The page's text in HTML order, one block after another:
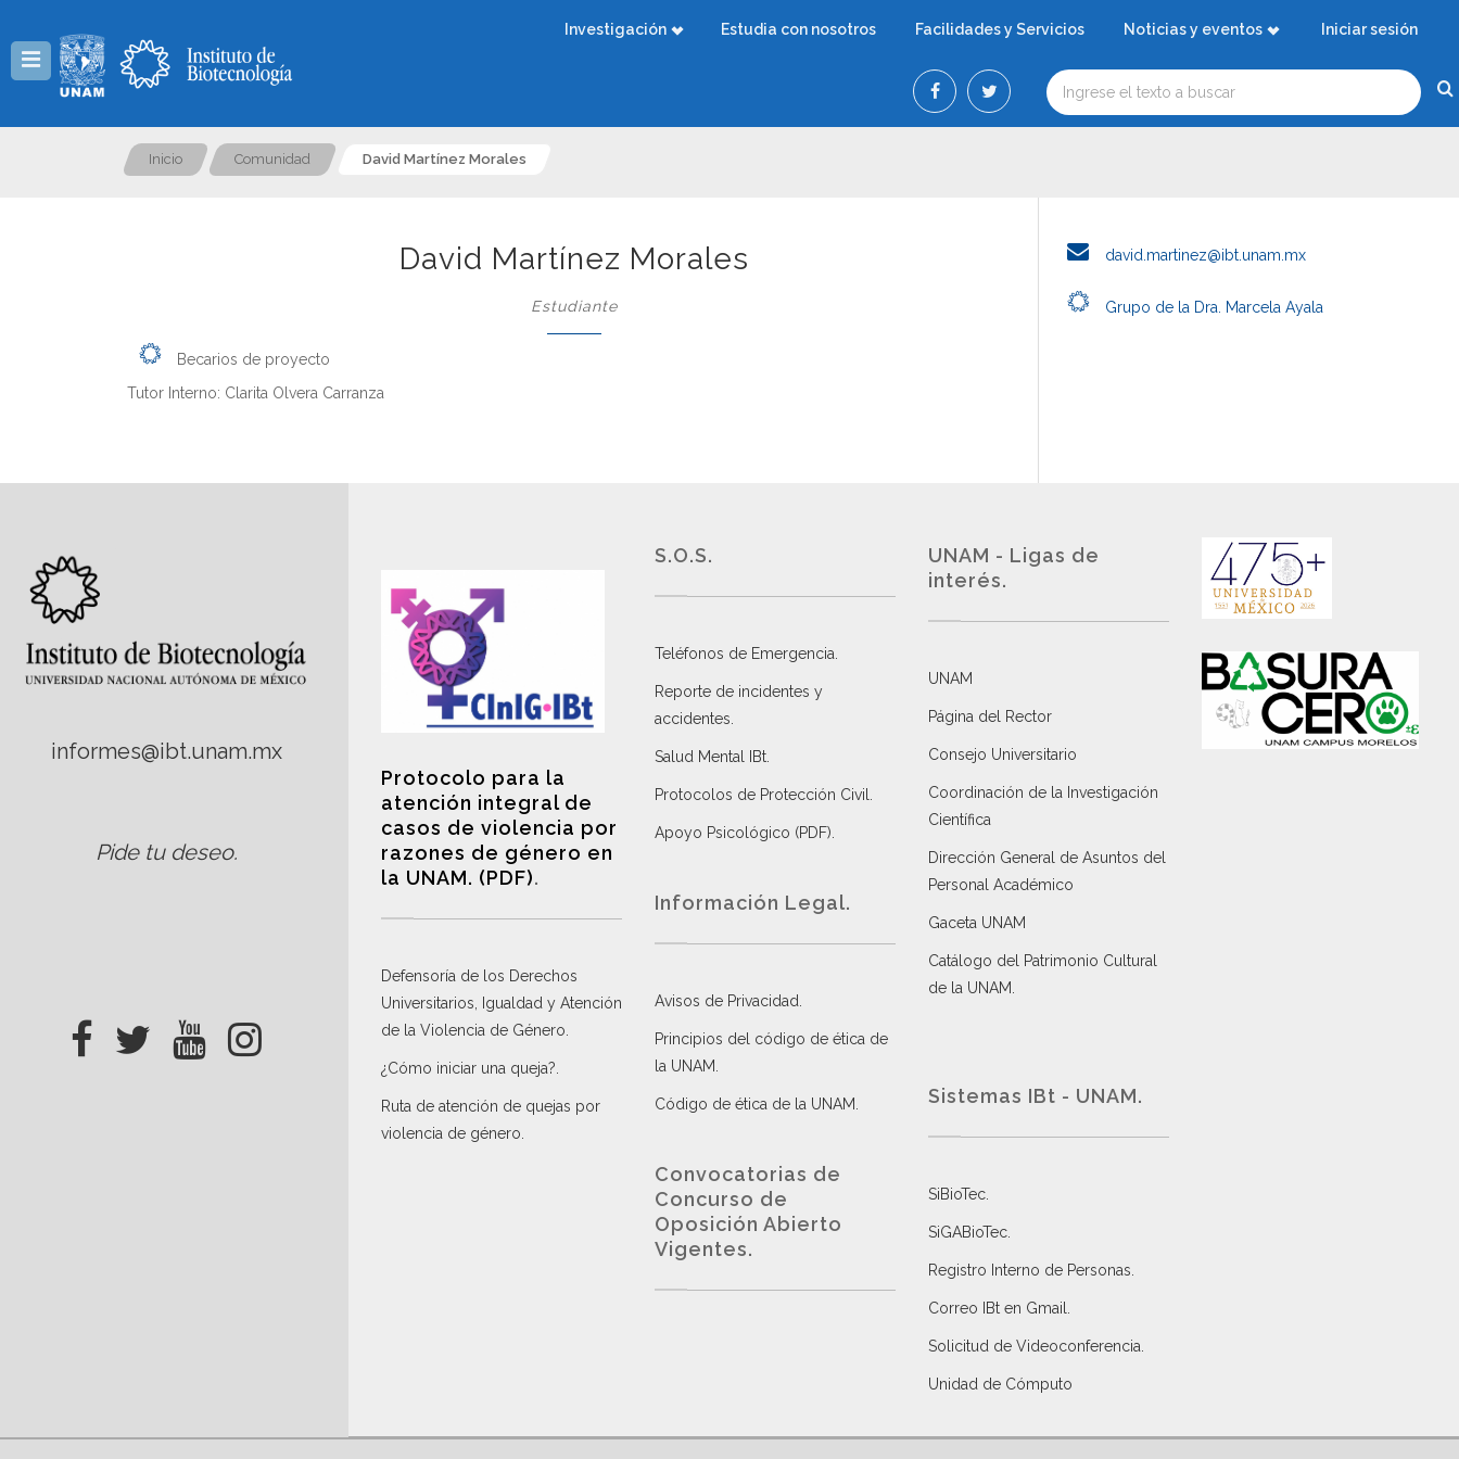
Investigación Estudia con nosotros Facilidades y Servicios Noticias y eventos Iniciar sesión
Inicio Comunidad David Martínez Morales
David Martínez Morales
Estudiante
Becarios de proyecto
Tutor Interno: Clarita Olvera Carranza
david.martinez@ibt.unam.mx
Grupo de la Dra. Marcela Ayala
informes@ibt.unam.mx
Pide tu deseo.
Protocolo para la
atención integral de
casos de violencia por
razones de género en
la UNAM. (PDF).
Defensoría de los Derechos
Universitarios, Igualdad y Atención
de la Violencia de Género
¿Cómo iniciar una queja?
Ruta de atención de quejas por
violencia de género
S.O.S.
Teléfonos de Emergencia.
Reporte de incidentes y
accidentes
Salud Mental IBt
Protocolos de Protección Civil
Apoyo Psicológico (PDF)
Información Legal.
Avisos de Privacidad
Principios del código de ética de
la UNAM
Código de ética de la UNAM
Convocatorias de
Concurso de
Oposición Abierto
Vigentes.
UNAM - Ligas de
interés.
UNAM
Página del Rector
Consejo Universitario
Coordinación de la Investigación
Científica
Dirección General de Asuntos del
Personal Académico
Gaceta UNAM
Catálogo del Patrimonio Cultural
de la UNAM.
Sistemas IBt - UNAM.
SiBioTec
SiGABioTec.
Registro Interno de Personas
Correo IBt en Gmail
Solicitud de Videoconferencia.
Unidad de Cómputo